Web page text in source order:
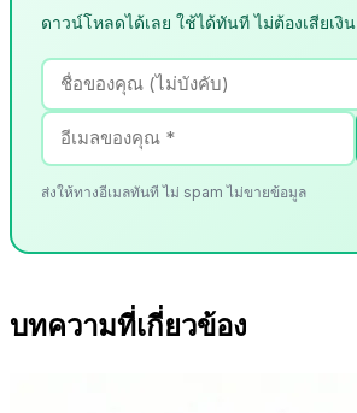
ดาวน์โหลดได้เลย ใช้ได้ทันที ไม่ต้องเสียเงิน
ส่งให้ทางอีเมลทันที ไม่ spam ไม่ขายข้อมูล
บทความที่เกี่ยวข้อง